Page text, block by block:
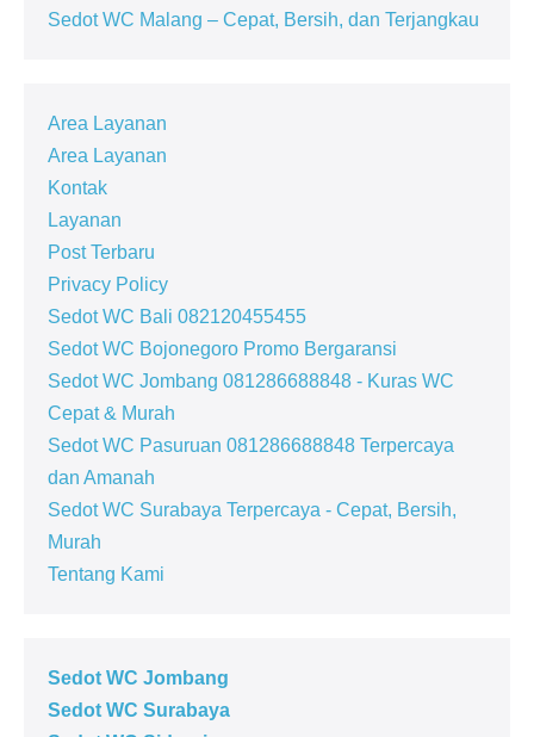
Sedot WC Malang – Cepat, Bersih, dan Terjangkau
Area Layanan
Area Layanan
Kontak
Layanan
Post Terbaru
Privacy Policy
Sedot WC Bali 082120455455
Sedot WC Bojonegoro Promo Bergaransi
Sedot WC Jombang 081286688848 - Kuras WC
Cepat & Murah
Sedot WC Pasuruan 081286688848 Terpercaya
dan Amanah
Sedot WC Surabaya Terpercaya - Cepat, Bersih,
Murah
Tentang Kami
Sedot WC Jombang
Sedot WC Surabaya